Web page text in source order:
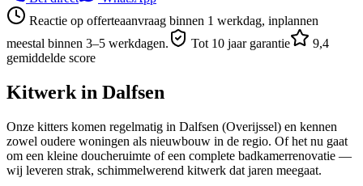
Reactie op offerteaanvraag binnen 1 werkdag, inplannen
meestal binnen 3–5 werkdagen.
Tot 10 jaar garantie
9,4
gemiddelde score
Kitwerk in Dalfsen
Onze kitters komen regelmatig in Dalfsen (Overijssel) en kennen
zowel oudere woningen als nieuwbouw in de regio. Of het nu gaat
om een kleine doucheruimte of een complete badkamerrenovatie —
wij leveren strak, schimmelwerend kitwerk dat jaren meegaat.